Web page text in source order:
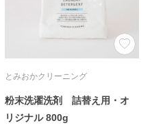
とみおかクリーニング
粉末洗濯洗剤 詰替え用・オ
リジナル 800g